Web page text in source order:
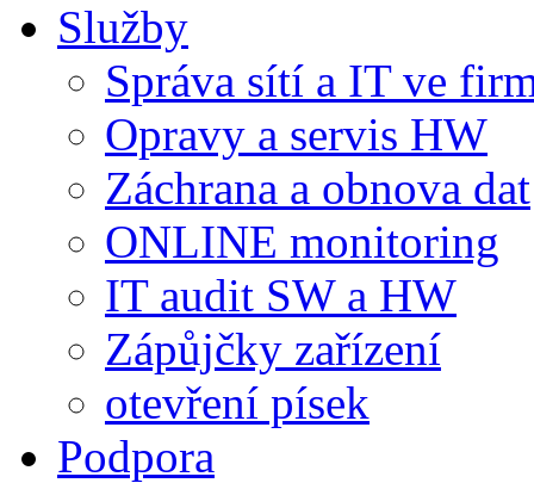
Služby
Správa sítí a IT ve
Opravy a servis HW
Záchrana a obnova dat
ONLINE monitoring
IT audit SW a HW
Zápůjčky zařízení
otevření písek
Podpora